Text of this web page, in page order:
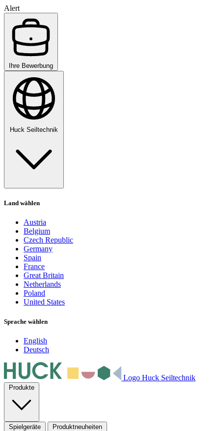
Alert
Ihre Bewerbung
Huck Seiltechnik
Land wählen
Austria
Belgium
Czech Republic
Germany
Spain
France
Great Britain
Netherlands
Poland
United States
Sprache wählen
English
Deutsch
Logo Huck Seiltechnik
Produkte
Spielgeräte Produktneuheiten